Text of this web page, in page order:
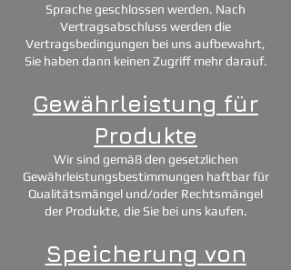
Sprache geschlossen werden. Nach
Vertragsabschluss werden die
Vertragsbedingungen bei uns aufbewahrt,
Sie haben dann keinen Zugriff mehr darauf.
Gewährleistung für
Produkte
Wir sind gemäß den gesetzlichen
Gewährleistungsbestimmungen haftbar für
Qualitätsmängel und/oder Rechtsmängel
der Produkte, die Sie bei uns kaufen.
Speicherung von